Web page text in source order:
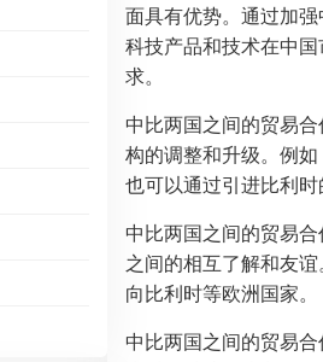
面具有优势。通过加
科技产品和技术在中
求。
中比两国之间的贸易
构的调整和升级。例
也可以通过引进比利时
中比两国之间的贸易
之间的相互了解和友
向比利时等欧洲国家。
中比两国之间的贸易